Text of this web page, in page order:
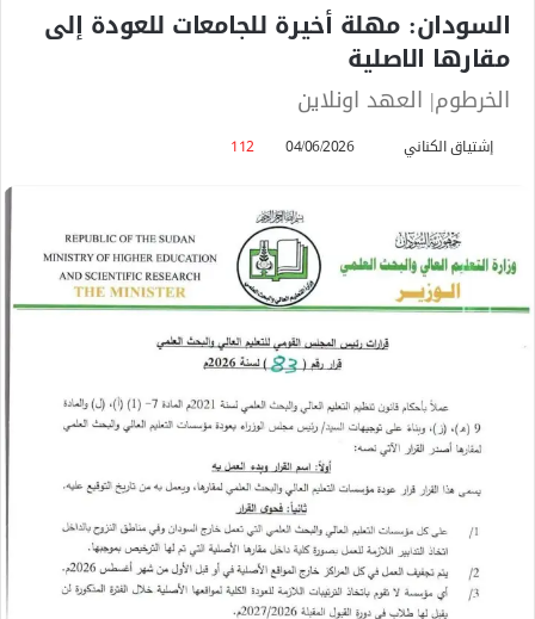
السودان: مهلة أخيرة للجامعات للعودة إلى
مقارها الاصلية
الخرطوم| العهد اونلاين
إشتياق الكناني
ب
ي
د
إ
ل
ك
ت
و
ن
ي
04/06/2026
112